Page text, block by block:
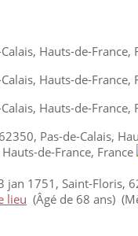
Hauts-de-France,
Hauts-de-France,
Hauts-de-France,
Pas-de-Calais,
de-France, France
jan 1751, Saint-Floris,
(Âgé de 68 ans)